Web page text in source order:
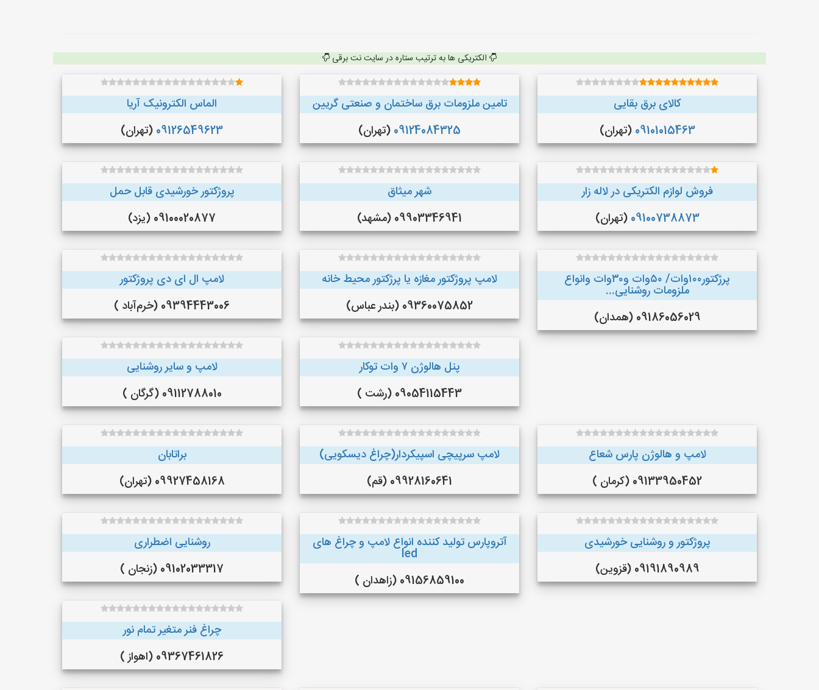
الکتریکی ها به ترتیب ستاره در سایت نت برقی
کالای برق بقایی
09101015463 (تهران)
تامین ملزومات برق ساختمان و صنعتی گریین
09124084325 (تهران)
الماس الکترونیک آریا
09126549623 (تهران)
فروش لوازم الکتریکی در لاله زار
09100738873 (تهران)
شهر میثاق
09903346941 (مشهد)
پروژکتور خورشیدی قابل حمل
09100020877 (یزد)
پرژکتور۱۰۰وات/ ۵۰وات و۳۰وات وانواع
ملزومات روشنایی...
09186056029 (همدان)
لامپ پروژکتور مغازه یا پرژکتور محیط خانه
09360075852 (بندر عباس)
لامپ ال ای دی پروژکتور
09394443006 (خرم‌آباد )
پنل هالوژن ۷ وات توکار
09054115443 (رشت )
لامپ و سایر روشنایی
09112788010 (گرگان )
لامپ و هالوژن پارس شعاع
09133950452 (کرمان )
لامپ سرپیچی اسپیکردار(چراغ دیسکویی)
09928160641 (قم)
براتابان
09927458168 (تهران)
پروژکتور و روشنایی خورشیدی
09191890989 (قزوین)
آتروپارس تولید کننده انواع لامپ و چراغ های
led
09156859100 (زاهدان )
روشنایی اضطراری
09102033317 (زنجان )
چراغ فنر متغیر تمام نور
09367461826 (اهواز )